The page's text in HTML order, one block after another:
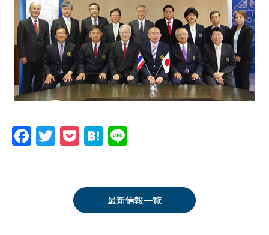
F T
er
P
k
et
H
n
a
最新情報一覧